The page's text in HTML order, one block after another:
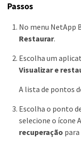
Passos
No menu NetApp
Restaurar.
Escolha um
Visualizar e
A lista de pontos
Escolha o ponto
selecione o ícone
recuperação